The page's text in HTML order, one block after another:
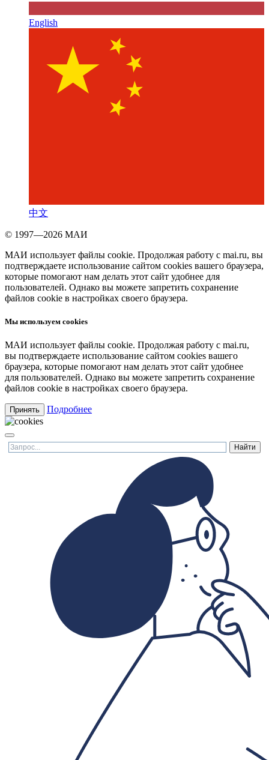
English
中文
© 1997—2026 МАИ
МАИ использует файлы cookie. Продолжая работу с mai.ru, вы
подтверждаете использование сайтом cookies вашего браузера,
которые помогают нам делать этот сайт удобнее для
пользователей. Однако вы можете запретить сохранение
файлов cookie в настройках своего браузера.
Мы используем cookies
МАИ использует файлы cookie. Продолжая работу с mai.ru,
вы подтверждаете использование сайтом cookies вашего
браузера, которые помогают нам делать этот сайт удобнее
для пользователей. Однако вы можете запретить сохранение
файлов cookie в настройках своего браузера.
Принять Подробнее